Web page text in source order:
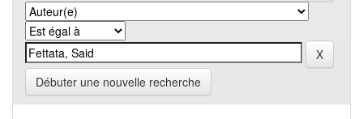
Débuter une nouvelle recherche